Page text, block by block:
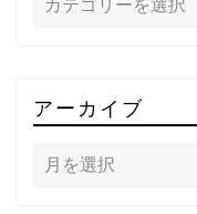
アーカイブ